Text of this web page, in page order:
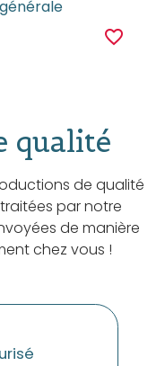
favorite_border
qualité
de qualité
par notre
de manière
chez vous !